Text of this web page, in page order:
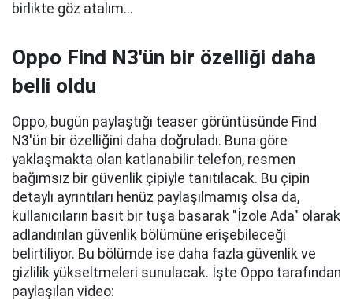
birlikte göz atalım...
Oppo Find N3'ün bir özelliği daha
belli oldu
Oppo, bugün paylaştığı teaser görüntüsünde Find
N3'ün bir özelliğini daha doğruladı. Buna göre
yaklaşmakta olan katlanabilir telefon, resmen
bağımsız bir güvenlik çipiyle tanıtılacak. Bu çipin
detaylı ayrıntıları henüz paylaşılmamış olsa da,
kullanıcıların basit bir tuşa basarak "İzole Ada" olarak
adlandırılan güvenlik bölümüne erişebileceği
belirtiliyor. Bu bölümde ise daha fazla güvenlik ve
gizlilik yükseltmeleri sunulacak. İşte Oppo tarafından
paylaşılan video: